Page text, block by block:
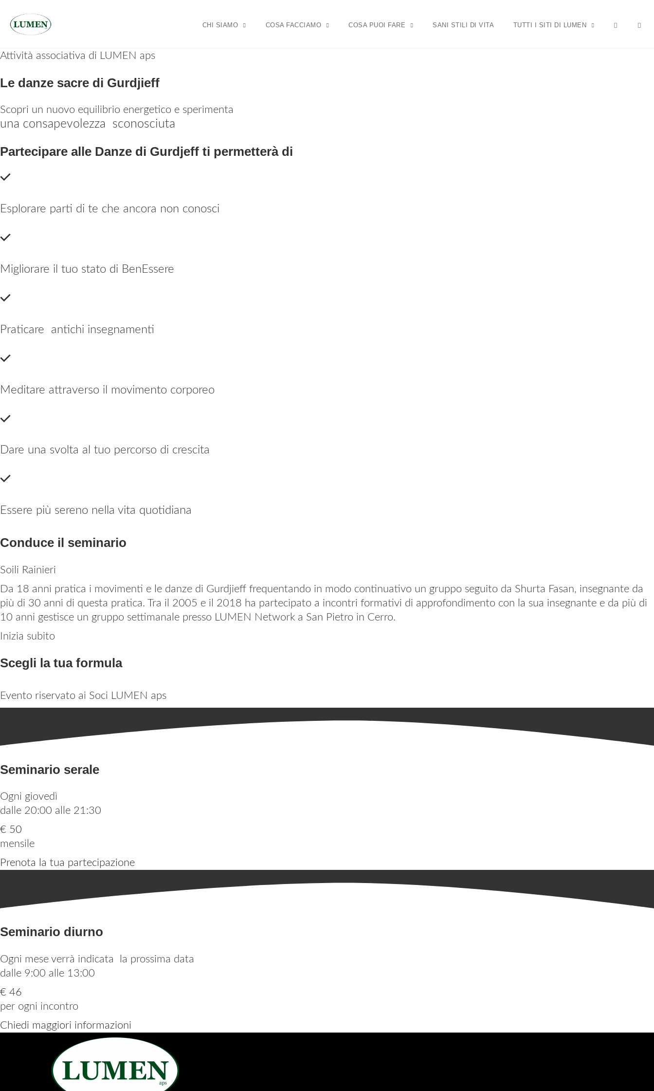
Skip
content
CHI SIAMO COSA FACCIAMO COSA PUOI FARE SANI STILI DI VITA TUTTI I SITI DI LUMEN
Attività associativa di LUMEN aps
Le danze sacre di Gurdjieff
Scopri un nuovo equilibrio energetico e sperimenta
una consapevolezza sconosciuta
Partecipare alle Danze di Gurdjeff ti permetterà di
Esplorare parti di te che ancora non conosci
Migliorare il tuo stato di BenEssere
Praticare antichi insegnamenti
Meditare attraverso il movimento corporeo
Dare una svolta al tuo percorso di crescita
Essere più sereno nella vita quotidiana
Conduce il seminario
Soili Rainieri
Da 18 anni pratica i movimenti e le danze di Gurdjieff frequentando in modo continuativo un gruppo seguito da Shurta Fasan, insegnante da
più di 30 anni di questa pratica. Tra il 2005 e il 2018 ha partecipato a incontri formativi di approfondimento con la sua insegnante e da più di
10 anni gestisce un gruppo settimanale presso LUMEN Network a San Pietro in Cerro.
Inizia subito
Scegli la tua formula
Evento riservato ai Soci LUMEN aps
Seminario serale
Ogni giovedì
dalle 20:00 alle 21:30
€ 50
mensile
Prenota la tua partecipazione
Seminario diurno
Ogni mese verrà indicata la prossima data
dalle 9:00 alle 13:00
€ 46
per ogni incontro
Chiedi maggiori informazioni